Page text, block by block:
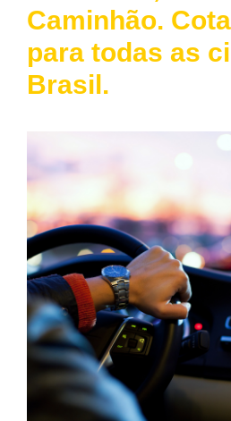
Caminhão.
para todas as
Brasil.